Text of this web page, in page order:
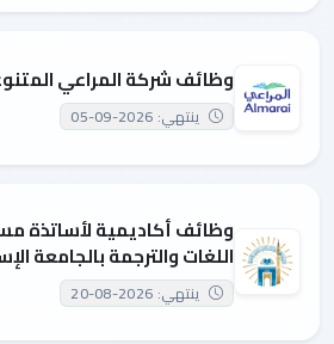
وظائف شركة المراعي
ينتهي: 2026-09-05
وظائف أكاديمية لأساتذة
اللغات والترجمة بالجامعة
ينتهي: 2026-08-20